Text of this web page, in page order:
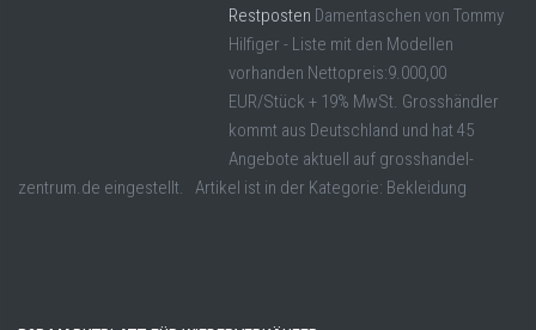
Restposten Damentaschen von Tommy
Hilfiger - Liste mit den Modellen
vorhanden Nettopreis:9.000,00
EUR/Stück + 19% MwSt. Grosshändler
kommt aus Deutschland und hat 45
Angebote aktuell auf grosshandel-
zentrum.de eingestellt. Artikel ist in der Kategorie: Bekleidung